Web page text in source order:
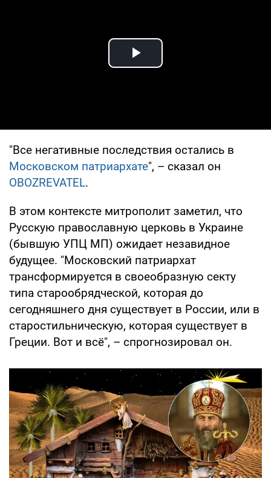
Play Video
"Все негативные последствия остались в
Московском патриархате", – сказал он
OBOZREVATEL.
В этом контексте митрополит заметил, что
Русскую православную церковь в Украине
(бывшую УПЦ МП) ожидает незавидное
будущее. "Московский патриархат
трансформируется в своеобразную секту
типа старообрядческой, которая до
сегодняшнего дня существует в России, или в
старостильническую, которая существует в
Греции. Вот и всё", – спрогнозировал он.